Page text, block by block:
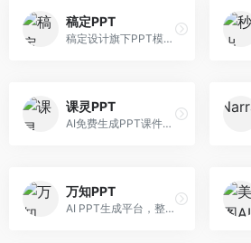
稿定PPT
稿定设计旗下PPT模板资源库，整合AI生成功能。面向设计师和职场人士，提供海量PPT模板、AI内容生成等服务，模板质量高。
课灵PPT
AI免费生成PPT课件平台，专注于教育场景。面向教师和教育工作者，提供课件生成、教学设计、模板选择等服务，教育适配性强。
万知PPT
AI PPT生成平台，整合知识库与创作功能。面向职场人士，支持内容检索、PPT生成、设计优化等服务，知识整合能力强。